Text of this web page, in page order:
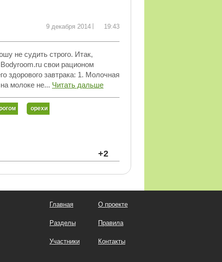
9 декабря 2014 19:43
не судить строго. Итак,
свои рационом
здорового завтрака: 1. Молочная
молоке не... Читать дальше
орехи
+2
Главная О проекте
Разделы Правила
Участники Контакты